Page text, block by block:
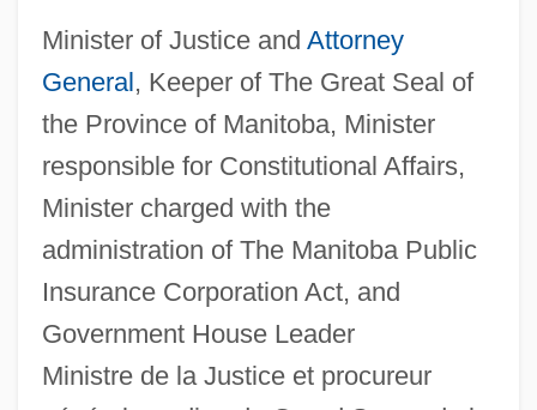
Minister of Justice and Attorney
General, Keeper of The Great Seal of
the Province of Manitoba, Minister
responsible for Constitutional Affairs,
Minister charged with the
administration of The Manitoba Public
Insurance Corporation Act, and
Government House Leader
Ministre de la Justice et procureur